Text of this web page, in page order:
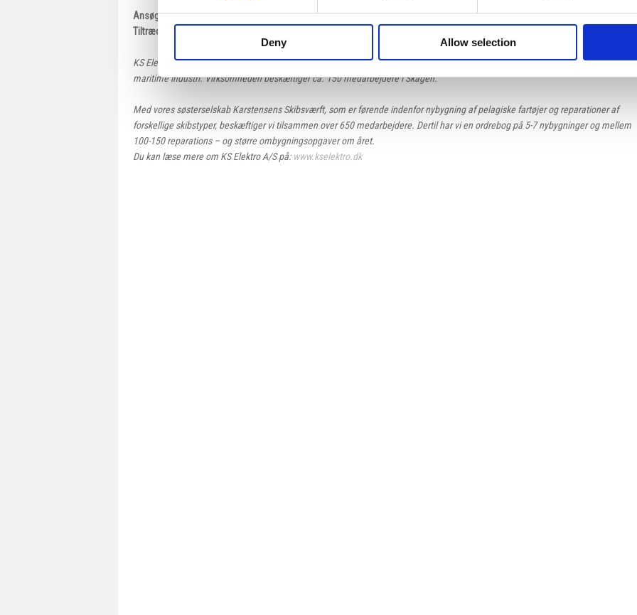
Deny Allow selection
​Ansøgning sendes til:job@kselektro.dk– vi behandler ansøgninger løbende.
Tiltrædelse:
KS Elektro A/S er et ungt firma, der har stor erfaring og stærke kompetencer indenfor levering af el- og elektronik løsninger til den
maritime industri. Virksomheden beskæftiger ca. 150 medarbejdere i Skagen.
Med vores søsterselskab Karstensens Skibsværft, som er førende indenfor nybygning af pelagiske fartøjer og reparationer af
forskellige skibstyper, beskæftiger vi tilsammen over 650 medarbejdere. Dertil har vi en ordrebog på 5-7 nybygninger og mellem
100-150 reparations – og større ombygningsopgaver om året.
Du kan læse mere om KS Elektro A/S på: www.kselektro.dk